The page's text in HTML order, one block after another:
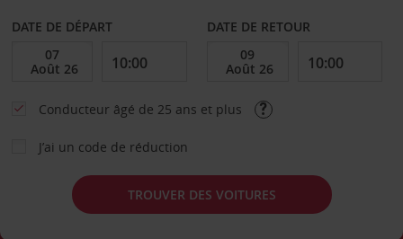
DATE DE DÉPART DATE DE RETOUR
Conducteur âgé de 25 ans et plus
J’ai un code de réduction
TROUVER DES VOITURES